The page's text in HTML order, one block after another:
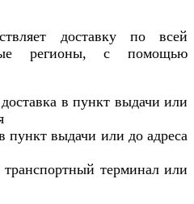
доставку по всей
регионы, с помощью
в пункт выдачи или
пункт выдачи или до адреса
терминал или